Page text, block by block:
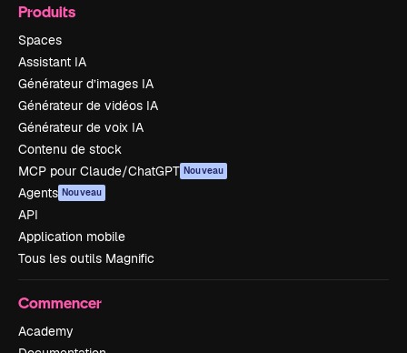
Produits
Spaces
Assistant IA
Générateur d’images IA
Générateur de vidéos IA
Générateur de voix IA
Contenu de stock
MCP pour Claude/ChatGPT Nouveau
Agents Nouveau
API
Application mobile
Tous les outils Magnific
Commencer
Academy